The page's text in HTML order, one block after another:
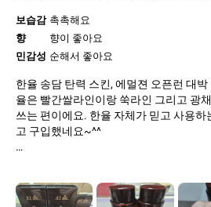
보습감 촉촉해요
향
향이 좋아요
민감성 순해서 좋아요
한율 송담 탄력 스킨, 에멀젼 오픈런 대
율은 빨간쌀라인이랑 쑥라인 그리고 광
쓰는 편이에요. 한율 자체가 믿고 사용하
고 구입했네요~^^
에멀젼도 묵직한 타입이에요. 가벼운 크